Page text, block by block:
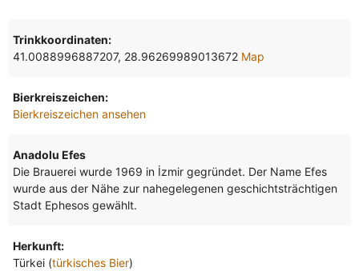
Trinkkoordinaten:
41.0088996887207, 28.96269989013672 Map
Bierkreiszeichen:
Bierkreiszeichen ansehen
Anadolu Efes
Die Brauerei wurde 1969 in İzmir gegründet. Der Name Efes
wurde aus der Nähe zur nahegelegenen geschichtsträchtigen
Stadt Ephesos gewählt.
Herkunft:
Türkei (türkisches Bier)